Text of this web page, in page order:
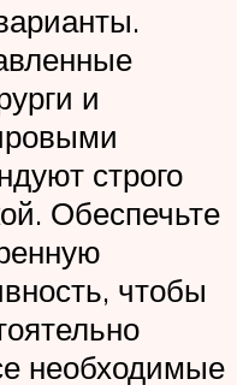
и
строго
Обеспечьте
чтобы
необходимые